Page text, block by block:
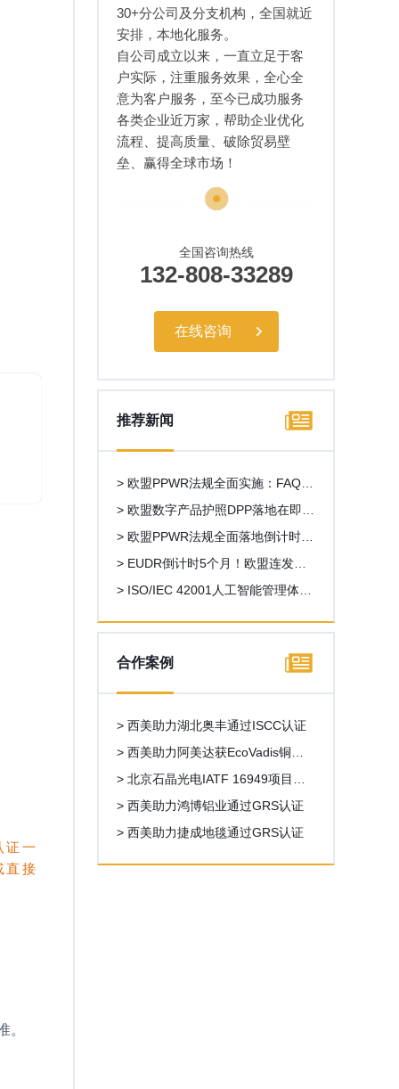
30+分公司及分支机构，全国就近
安排，本地化服务。
自公司成立以来，一直立足于客
户实际，注重服务效果，全心全
意为客户服务，至今已成功服务
各类企业近万家，帮助企业优化
流程、提高质量、破除贸易壁
垒、赢得全球市场！
全国咨询热线
132-808-33289
在线咨询
推荐新闻
> 欧盟PPWR法规全面实施：FAQ第
二版发布，多项关键问题获官方澄
清
> 欧盟数字产品护照DPP落地在即，
外贸出口新一轮数字化合规浪潮来
袭
> 欧盟PPWR法规全面落地倒计时！
外贸企业一站式合规操作指南
> EUDR倒计时5个月！欧盟连发重
磅新规，中国企业合规路线图全解
> ISO/IEC 42001人工智能管理体系
合作案例
> 西美助力湖北奥丰通过ISCC认证
> 西美助力阿美达获EcoVadis铜牌6
8分，超出目标分数18
> 北京石晶光电IATF 16949项目启
动
> 西美助力鸿博铝业通过GRS认证
> 西美助力捷成地毯通过GRS认证
证一
直接
。